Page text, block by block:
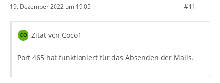
19. Dezember 2022 um 19:05 #11
Zitat von Coco1
Port 465 hat funktioniert für das Absenden der Mails.